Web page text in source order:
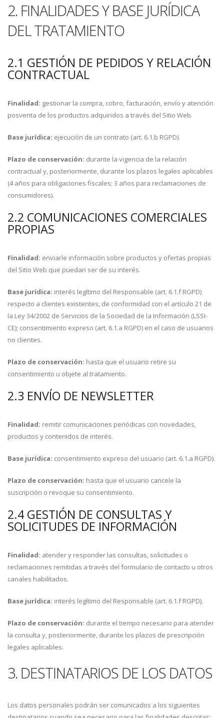
2. FINALIDADES Y BASE JURÍDICA
DEL TRATAMIENTO
2.1 GESTIÓN DE PEDIDOS Y RELACIÓN
CONTRACTUAL
Finalidad: gestionar la compra, cobro, facturación, envío y atención
posventa de los productos adquiridos a través del Sitio Web.
Base jurídica: ejecución de un contrato (art. 6.1.b RGPD).
Plazo de conservación: durante la vigencia de la relación
contractual y, posteriormente, durante los plazos legales aplicables
(4 años para obligaciones fiscales; 3 años para reclamaciones de
consumidores).
2.2 COMUNICACIONES COMERCIALES
PROPIAS
Finalidad: enviarle información sobre productos y ofertas propias
del Sitio Web que puedan ser de su interés.
Base jurídica: interés legítimo del Responsable (art. 6.1.f RGPD)
respecto a clientes existentes, de conformidad con el artículo 21 de
la Ley 34/2002 de Servicios de la Sociedad de la Información (LSSI-
CE); consentimiento expreso (art. 6.1.a RGPD) en el caso de usuarios
no clientes.
Plazo de conservación: hasta que el usuario retire su
consentimiento u objete al tratamiento.
2.3 ENVÍO DE NEWSLETTER
Finalidad: remitir comunicaciones periódicas con novedades,
productos y contenidos de interés.
Base jurídica: consentimiento expreso del usuario (art. 6.1.a RGPD).
Plazo de conservación: hasta que el usuario cancele la
suscripción o revoque su consentimiento.
2.4 GESTIÓN DE CONSULTAS Y
SOLICITUDES DE INFORMACIÓN
Finalidad: atender y responder las consultas, solicitudes o
reclamaciones remitidas a través del formulario de contacto u otros
canales habilitados.
Base jurídica: interés legítimo del Responsable (art. 6.1.f RGPD).
Plazo de conservación: durante el tiempo necesario para atender
la consulta y, posteriormente, durante los plazos de prescripción
legales aplicables.
3. DESTINATARIOS DE LOS DATOS
Los datos personales podrán ser comunicados a los siguientes